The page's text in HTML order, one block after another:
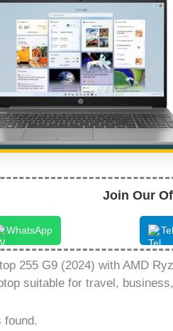
Join Our
WhatsApp
255 G9 (2024) with AMD
suitable for travel,
found.